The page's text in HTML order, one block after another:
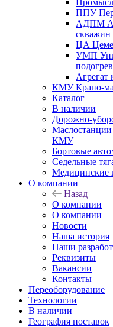
ППУ
АДПМ
скважин
ЦА
УМП
Агрегат
КМУ Крано-
Каталог
В наличии
Дорожно-
Маслостанции
КМУ
Бортовые
Седельные
Медицинские
О компании
Назад
О компании
О компании
Новости
Наша история
Наши
Реквизиты
Вакансии
Контакты
Переоборудование
Технологии
В наличии
География поставок